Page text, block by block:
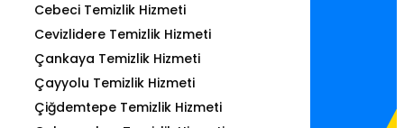
Cebeci Temizlik Hizmeti
Cevizlidere Temizlik Hizmeti
Çankaya Temizlik Hizmeti
Çayyolu Temizlik Hizmeti
Çiğdemtepe Temizlik Hizmeti